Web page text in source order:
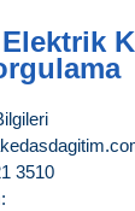
Elektrik
3510